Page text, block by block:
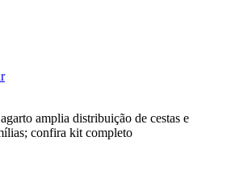
amplia distribuição de cestas e
confira kit completo